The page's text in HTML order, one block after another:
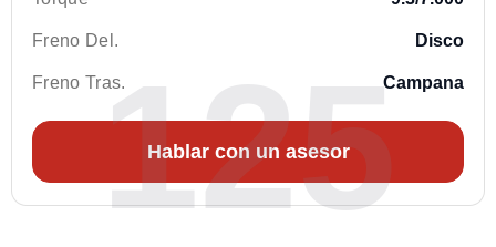
125
Freno Del. Disco
Freno Tras. Campana
Hablar con un asesor